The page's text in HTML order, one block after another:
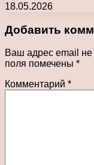
18.05.2026
Добавить
Ваш адрес email не
поля помечены *
Комментарий *